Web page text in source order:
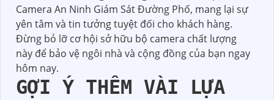
Camera An Ninh Giám Sát Đường Phố, mang lại sự
yên tâm và tin tưởng tuyệt đối cho khách hàng.
Đừng bỏ lỡ cơ hội sở hữu bộ camera chất lượng
này để bảo vệ ngôi nhà và cộng đồng của bạn ngay
hôm nay.
GỢI Ý THÊM VÀI LỰA